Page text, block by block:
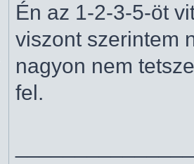
Én az 1-2-3-5-öt
viszont szerintem
nagyon nem
fel.